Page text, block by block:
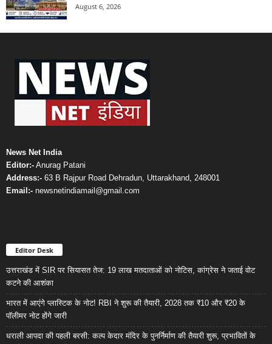
August 6, 2026
News Net India
Editor:- Anurag Patani
Address:- 63 B Rajpur Road Dehradun, Uttarakhand, 248001
Email:- newsnetindiamail@gmail.com
Editor Desk
उत्तराखंड में SIR पर सियासत तेज: 19 लाख मतदाताओं को नोटिस, कांग्रेस ने जताई वोट
कटने की आशंका
भारत में आएंगे प्लास्टिक के नोट! RBI ने शुरू की तैयारी, 2028 तक ₹10 और ₹20 के
पॉलीमर नोट होंगे जारी
धराली आपदा की पहली बरसी: कल्प केदार मंदिर के पुनर्निर्माण की तैयारी शुरू, प्रभावितों के